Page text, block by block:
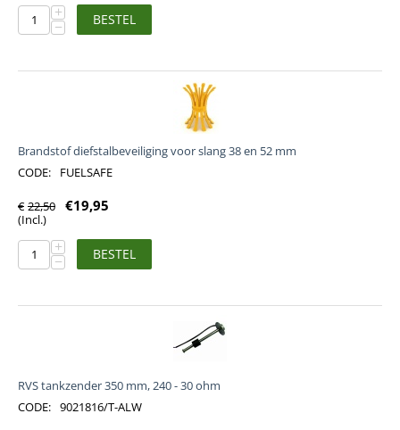
+
− BESTEL
Brandstof diefstalbeveiliging voor slang 38 en 52 mm
CODE:
FUELSAFE
€ 22,50 €19,95
(Incl.)
+
− BESTEL
RVS tankzender 350 mm, 240 - 30 ohm
CODE: 9021816/T-ALW